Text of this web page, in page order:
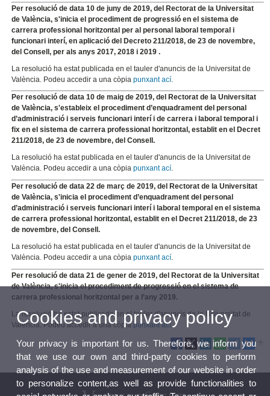
Per resolució de data 10 de juny de 2019, del Rectorat de la Universitat
de València, s'inicia el procediment de progressió en el sistema de
carrera professional horitzontal per al personal laboral temporal i
funcionari interí, en aplicació del Decreto 211/2018, de 23 de novembre,
del Consell, per als anys 2017, 2018 i 2019 .
La resolució ha estat publicada en el tauler d'anuncis de la Universitat de
València. Podeu accedir a una còpiapunxant ací
Per resolució de data 10 de maig de 2019, del Rectorat de la Universitat
de València, s'estableix el procediment d’enquadrament del personal
d’administració i serveis funcionari interí i de carrera i laboral temporal i
fix en el sistema de carrera professional horitzontal, establit en el Decret
211/2018, de 23 de novembre, del Consell.
La resolució ha estat publicada en el tauler d'anuncis de la Universitat de
València. Podeu accedir a una còpiapunxant ací.
Per resolució de data 22 de març de 2019, del Rectorat de la Universitat
de València, s'inicia el procediment d’enquadrament del personal
d’administració i serveis funcionari interí i laboral temporal en el sistema
de carrera professional horitzontal, establit en el Decret 211/2018, de 23
de novembre, del Consell.
La resolució ha estat publicada en el tauler d'anuncis de la Universitat de
València. Podeu accedir a una còpiapunxant ací.
Per resolució de data 21 de gener de 2019, del Rectorat de la Universitat
de València, s'inicia el procediment de progressió en el sistema de
carrera professional horitzontal per a l’any 2019.
La resolució ha estat publicada en el tauler d'anuncis de la Universitat de
València. Podeu accedir a una còpia punxant ací.
Cookies and privacy policy
Your privacy is important for us. Therefore, we inform you
that we use our own and third-party cookies to perform
analysis of the use and measurement of our website in order
to personalize content,as well as provide functionalities to